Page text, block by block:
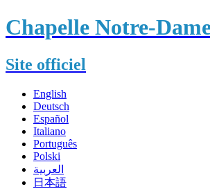
Chapelle Notre-
Site officiel
English
Deutsch
Español
Italiano
Português
Polski
العربية
日本語